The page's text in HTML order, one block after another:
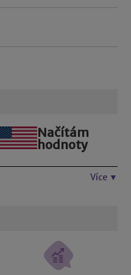
Načítám
hodnoty
Více ▼